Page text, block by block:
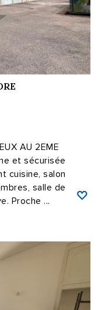
AU 2EME
et sécurisée
cuisine, salon
salle de
Proche ...